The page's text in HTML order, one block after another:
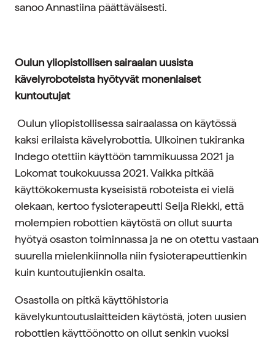
sanoo Annastiina päättäväisesti.
Oulun yliopistollisen sairaalan uusista
kävelyroboteista hyötyvät monenlaiset
kuntoutujat
Oulun yliopistollisessa sairaalassa on käytössä
kaksi erilaista kävelyrobottia. Ulkoinen tukiranka
Indego otettiin käyttöön tammikuussa 2021 ja
Lokomat toukokuussa 2021. Vaikka pitkää
käyttökokemusta kyseisistä roboteista ei vielä
olekaan, kertoo fysioterapeutti Seija Riekki, että
molempien robottien käytöstä on ollut suurta
hyötyä osaston toiminnassa ja ne on otettu vastaan
suurella mielenkiinnolla niin fysioterapeuttienkin
kuin kuntoutujienkin osalta.
Osastolla on pitkä käyttöhistoria
kävelykuntoutuslaitteiden käytöstä, joten uusien
robottien käyttöönotto on ollut senkin vuoksi